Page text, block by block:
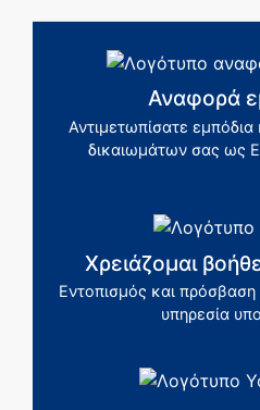
Αναφορά
Αντιμετωπίσατε
δικαιωμάτων σας ως
Χρειάζομαι
Εντοπισμός και
υπηρεσία